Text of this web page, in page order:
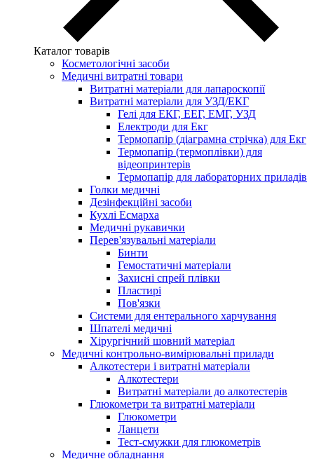
Каталог товарів
Косметологічні засоби
Медичні витратні товари
Витратні матеріали для лапароскопії
Витратні матеріали для УЗД/ЕКГ
Гелі для ЕКГ, ЕЕГ, ЕМГ, УЗД
Електроди для Екг
Термопапір (діаграмна стрічка) для Екг
Термопапір (термоплівки) для
відеопринтерів
Термопапір для лабораторних приладів
Голки медичні
Дезінфекційні засоби
Кухлі Есмарха
Медичні рукавички
Перев'язувальні матеріали
Бинти
Гемостатичні матеріали
Захисні спрей плівки
Пластирі
Пов'язки
Системи для ентерального харчування
Шпателі медичні
Хірургічний шовний матеріал
Медичні контрольно-вимірювальні прилади
Алкотестери і витратні матеріали
Алкотестери
Витратні матеріали до алкотестерів
Глюкометри та витратні матеріали
Глюкометри
Ланцети
Тест-смужки для глюкометрів
Медичне обладнання